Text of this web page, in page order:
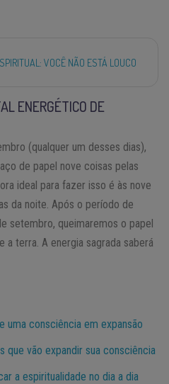
VOCÊ NÃO ESTÁ LOUCO
ENERGÉTICO DE
(qualquer um desses dias),
de papel nove coisas pelas
ideal para fazer isso é às nove
da noite. Após o período de
setembro, queimaremos o papel
a terra. A energia sagrada saberá
uma consciência em expansão
que vão expandir sua consciência
a espiritualidade no dia a dia